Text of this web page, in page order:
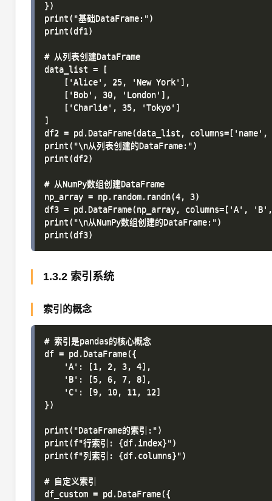
})
print("基础DataFrame:")
print(df1)
# 从列表创建DataFrame
data_list = [
    ['Alice', 25, 'New York'],
    ['Bob', 30, 'London'],
    ['Charlie', 35, 'Tokyo']
]
df2 = pd.DataFrame(data_list,
print("\n从列表创建的DataFrame:")
print(df2)
# 从NumPy数组创建DataFrame
np_array = np.random.randn(4, 3)
df3 = pd.DataFrame(np_array, columns=['A',
print("\n从NumPy数组创建的DataFrame:")
1.3.2 索引系统
索引的概念
# 索引是pandas的核心概念
df = pd.DataFrame({
    'A': [1, 2, 3, 4],
    'B': [5, 6, 7, 8],
    'C': [9, 10, 11, 12]
})
print("DataFrame的索引:")
print(f"行索引: {df.index}")
print(f"列索引: {df.columns}")
# 自定义索引
df_custom = pd.DataFrame({